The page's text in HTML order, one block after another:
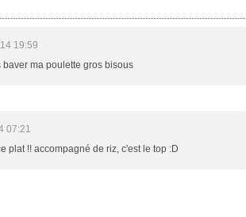
19:59
baver ma poulette gros bisous
07:21
plat !! accompagné de riz, c'est le top :D